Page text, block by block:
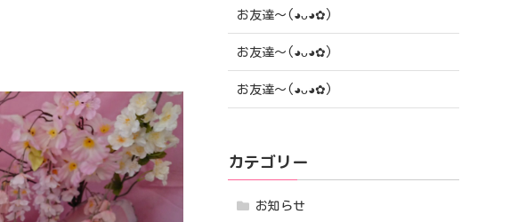
お友達〜(⁠◕⁠ᴗ⁠◕⁠✿⁠)
お友達〜(⁠◕⁠ᴗ⁠◕⁠✿⁠)
お友達〜(⁠◕⁠ᴗ⁠◕⁠✿⁠)
カテゴリー
お知らせ